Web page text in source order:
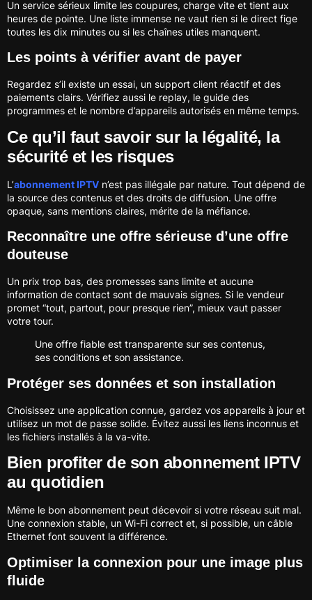
Un service sérieux limite les coupures, charge vite et tient aux
heures de pointe. Une liste immense ne vaut rien si le direct fige
toutes les dix minutes ou si les chaînes utiles manquent.
Les points à vérifier avant de payer
Regardez s’il existe un essai, un support client réactif et des
paiements clairs. Vérifiez aussi le replay, le guide des
programmes et le nombre d’appareils autorisés en même temps.
Ce qu’il faut savoir sur la légalité, la
sécurité et les risques
L’abonnement IPTV n’est pas illégale par nature. Tout dépend de
la source des contenus et des droits de diffusion. Une offre
opaque, sans mentions claires, mérite de la méfiance.
Reconnaître une offre sérieuse d’une offre
douteuse
Un prix trop bas, des promesses sans limite et aucune
information de contact sont de mauvais signes. Si le vendeur
promet “tout, partout, pour presque rien”, mieux vaut passer
votre tour.
Une offre fiable est transparente sur ses contenus,
ses conditions et son assistance.
Protéger ses données et son installation
Choisissez une application connue, gardez vos appareils à jour et
utilisez un mot de passe solide. Évitez aussi les liens inconnus et
les fichiers installés à la va-vite.
Bien profiter de son abonnement IPTV
au quotidien
Même le bon abonnement peut décevoir si votre réseau suit mal.
Une connexion stable, un Wi-Fi correct et, si possible, un câble
Ethernet font souvent la différence.
Optimiser la connexion pour une image plus
fluide